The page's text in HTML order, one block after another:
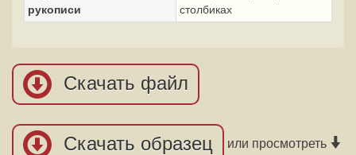
рукописи
столбиках
Скачать файл
Скачать образец или просмотреть